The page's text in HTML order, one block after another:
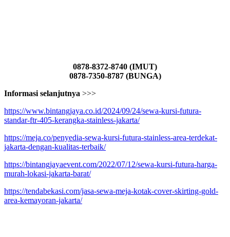
0878-8372-8740 (IMUT)
0878-7350-8787 (BUNGA)
Informasi selanjutnya >>>
https://www.bintangjaya.co.id/2024/09/24/sewa-kursi-futura-
standar-ftr-405-kerangka-stainless-jakarta/
https://meja.co/penyedia-sewa-kursi-futura-stainless-area-terdekat-
jakarta-dengan-kualitas-terbaik/
https://bintangjayaevent.com/2022/07/12/sewa-kursi-futura-harga-
murah-lokasi-jakarta-barat/
https://tendabekasi.com/jasa-sewa-meja-kotak-cover-skirting-gold-
area-kemayoran-jakarta/